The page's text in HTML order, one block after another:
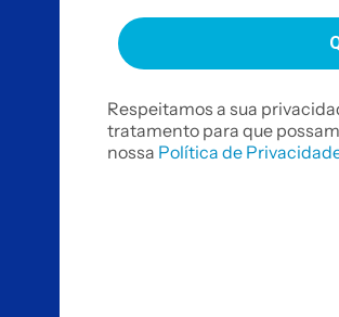
Respeitamos a sua
tratamento para que
nossa Política de